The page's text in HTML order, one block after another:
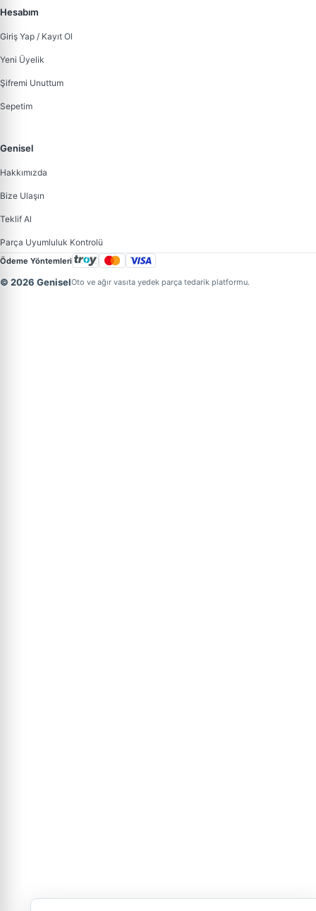
Hesabım
Giriş Yap / Kayıt Ol
Yeni Üyelik
Şifremi Unuttum
Sepetim
Genisel
Hakkımızda
Bize Ulaşın
Teklif Al
Parça Uyumluluk Kontrolü
Ödeme Yöntemleri
© 2026 GeniselOto ve ağır vasıta yedek parça tedarik platformu.